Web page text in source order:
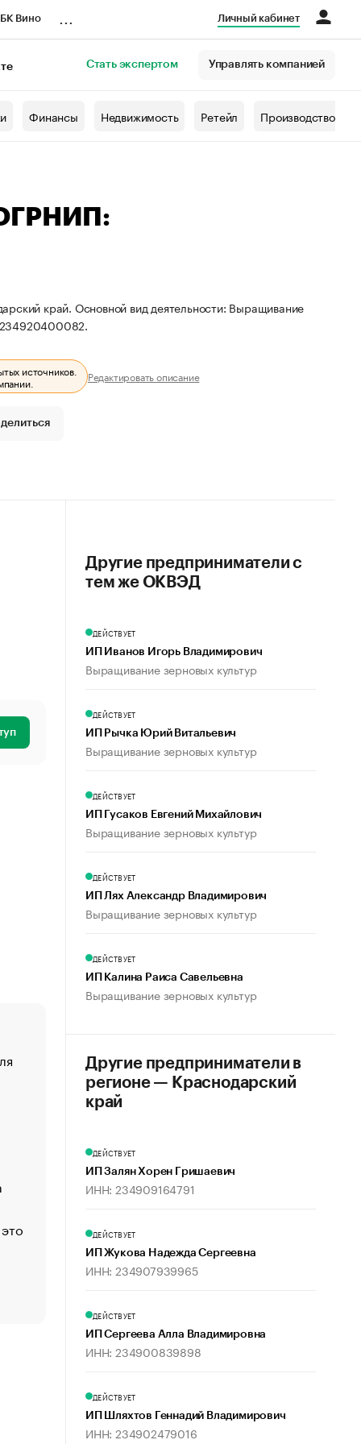
Вино Личный кабинет
Стать экспертом Управлять компанией
Финансы Недвижимость Ретейл Производство
край. Основной вид деятельности: Выращивание
источников.
Редактировать описание
«От спорта тело стареет иначе». Как живет глава
создавшей GTA
«Деньги будут не нужны»: что рассказал Маск в
Economist
Функции менеджмента: пять ключевых основ
управления
ЕС разрешил конфискацию российской нефти —
Стресс обеспеченных людей: почему рост доходов
Что обвинения против Павла Дурова значат для
Другие предприниматели с
тем же ОКВЭД
ДЕЙСТВУЕТ
ИП Иванов Игорь Владимирович
Выращивание зерновых культур
ДЕЙСТВУЕТ
ИП Рычка Юрий Витальевич
Выращивание зерновых культур
ДЕЙСТВУЕТ
ИП Гусаков Евгений Михайлович
Выращивание зерновых культур
ДЕЙСТВУЕТ
ИП Лях Александр Владимирович
Выращивание зерновых культур
ДЕЙСТВУЕТ
ИП Калина Раиса Савельевна
Выращивание зерновых культур
Другие предприниматели в
регионе — Краснодарский
край
ДЕЙСТВУЕТ
ИП Залян Хорен Гришаевич
ИНН: 234909164791
ДЕЙСТВУЕТ
ИП Жукова Надежда Сергеевна
ИНН: 234907939965
ДЕЙСТВУЕТ
ИП Сергеева Алла Владимировна
ИНН: 234900839898
ДЕЙСТВУЕТ
ИП Шляхтов Геннадий Владимирович
ИНН: 234902479016